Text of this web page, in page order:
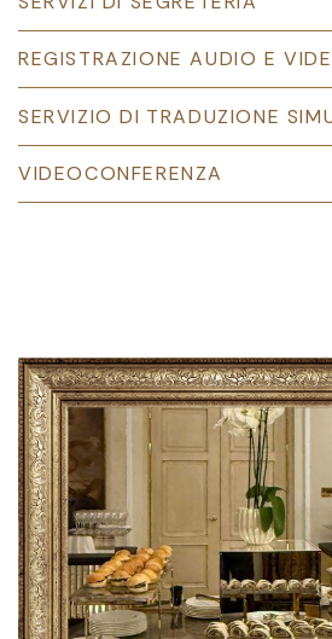
REGISTRAZIONE AUDIO E
SERVIZIO DI TRADUZIONE
VIDEOCONFERENZA